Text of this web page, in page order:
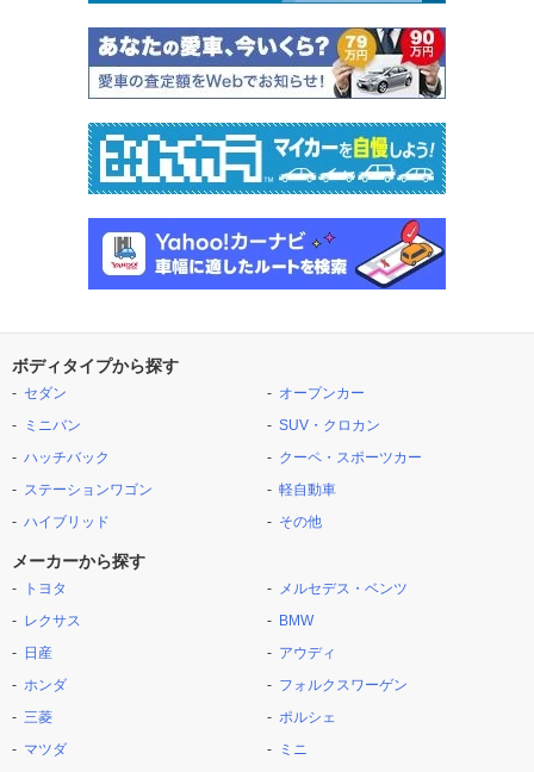
ボディタイプから探す
セダン
ミニバン
ハッチバック
ステーションワゴン
ハイブリッド
オープンカー
SUV・クロカン
クーペ・スポーツカー
軽自動車
その他
メーカーから探す
トヨタ
レクサス
日産
ホンダ
三菱
マツダ
メルセデス・ベンツ
BMW
アウディ
フォルクスワーゲン
ポルシェ
ミニ